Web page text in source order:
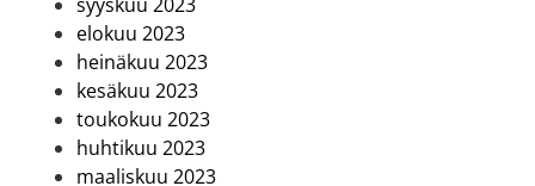
elokuu 2023
heinäkuu 2023
kesäkuu 2023
toukokuu 2023
huhtikuu 2023
maaliskuu 2023